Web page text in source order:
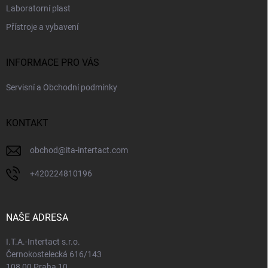
Laboratorní plast
Přístroje a vybavení
INFORMACE PRO VÁS
Servisní a Obchodní podmínky
KONTAKT
obchod@ita-intertact.com
+420224810196
NAŠE ADRESA
I.T.A.-Intertact s.r.o.
Černokostelecká 616/143